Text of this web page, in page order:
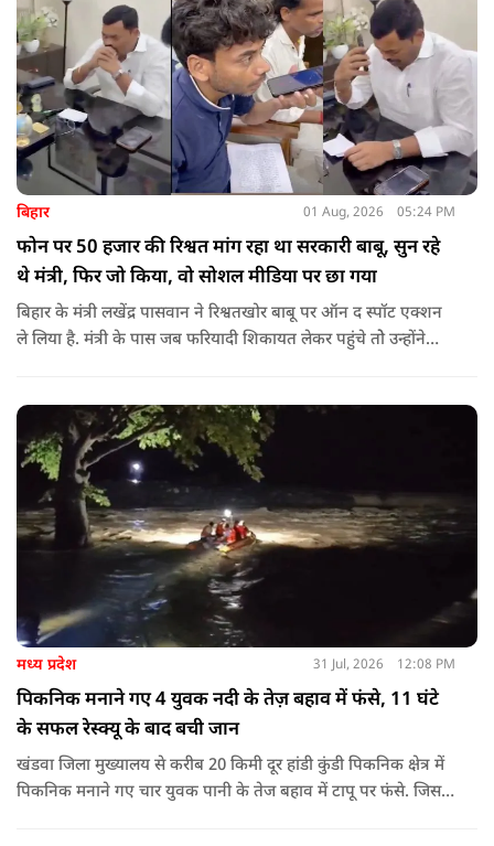
बिहार 01 Aug, 2026 05:24 PM
फोन पर 50 हजार की रिश्वत मांग रहा था सरकारी बाबू, सुन रहे
थे मंत्री, फिर जो किया, वो सोशल मीडिया पर छा गया
बिहार के मंत्री लखेंद्र पासवान ने रिश्वतखोर बाबू पर ऑन द स्पॉट एक्शन
ले लिया है. मंत्री के पास जब फरियादी शिकायत लेकर पहुंचे तोे उन्होंने
मध्य प्रदेश 31 Jul, 2026 12:08 PM
पिकनिक मनाने गए 4 युवक नदी के तेज़ बहाव में फंसे, 11 घंटे
के सफल रेस्क्यू के बाद बची जान
खंडवा जिला मुख्यालय से करीब 20 किमी दूर हांडी कुंडी पिकनिक क्षेत्र में
पिकनिक मनाने गए चार युवक पानी के तेज बहाव में टापू पर फंसे. जिसके